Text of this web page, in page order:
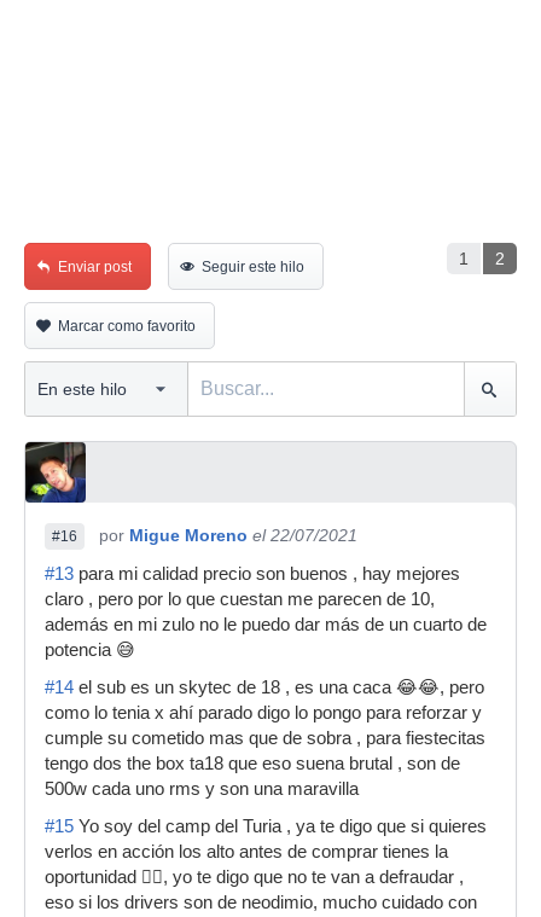
1 2
Enviar post Seguir este hilo
Marcar como favorito
#16 por Migue Moreno el 22/07/2021
#13 para mi calidad precio son buenos , hay mejores
claro , pero por lo que cuestan me parecen de 10,
además en mi zulo no le puedo dar más de un cuarto de
potencia 😅
#14 el sub es un skytec de 18 , es una caca 😂😂, pero
como lo tenia x ahí parado digo lo pongo para reforzar y
cumple su cometido mas que de sobra , para fiestecitas
tengo dos the box ta18 que eso suena brutal , son de
500w cada uno rms y son una maravilla
#15 Yo soy del camp del Turia , ya te digo que si quieres
verlos en acción los alto antes de comprar tienes la
oportunidad 👍🏻, yo te digo que no te van a defraudar ,
eso si los drivers son de neodimio, mucho cuidado con